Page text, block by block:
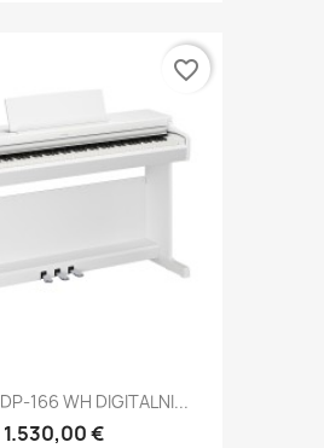
166 WH DIGITALNI...
1.530,00 €
favorite_border